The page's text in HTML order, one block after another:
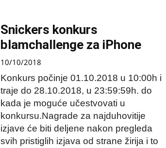
Snickers konkurs
blamchallenge za iPhone
10/10/2018
Konkurs počinje 01.10.2018 u 10:00h i
traje do 28.10.2018, u 23:59:59h. do
kada je moguće učestvovati u
konkursu.Nagrade za najduhovitije
izjave će biti deljene nakon pregleda
svih pristiglih izjava od strane žirija i to